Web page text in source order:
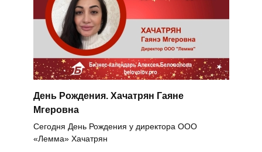
День Рождения. Хачатрян Гаяне
Мгеровна
Сегодня День Рождения у директора ООО
«Лемма» Хачатрян